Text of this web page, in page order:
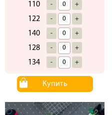
110 - +
122 - +
140 - +
128 - +
134 - +
Купить